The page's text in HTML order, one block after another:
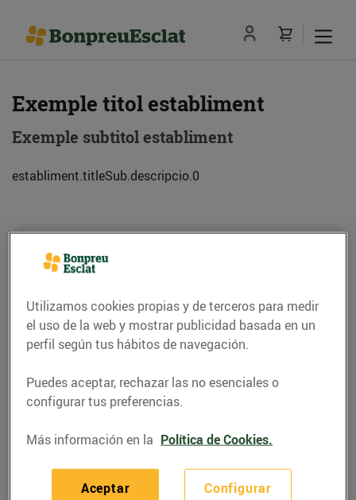
Exemple titol establiment
Exemple subtitol establiment
establiment.titleSub.descripcio.0
Dirección
Exemple de adreca (08013) Barcelona
Teléfono
930525412
Llamar
Utilizamos cookies propias y de terceros para medir
el uso de la web y mostrar publicidad basada en un
perfil según tus hábitos de navegación.
Puedes aceptar, rechazar las no esenciales o
configurar tus preferencias.
Más información en la Política de Cookies.
Configurar
Aceptar